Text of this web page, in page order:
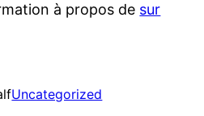
à propos de sur
Uncategorized